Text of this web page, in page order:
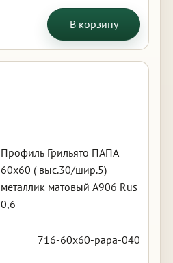
В корзину
Профиль Грильято ПАПА
60х60 ( выс.30/шир.5)
металлик матовый А906 Rus
0,6
716-60x60-papa-040